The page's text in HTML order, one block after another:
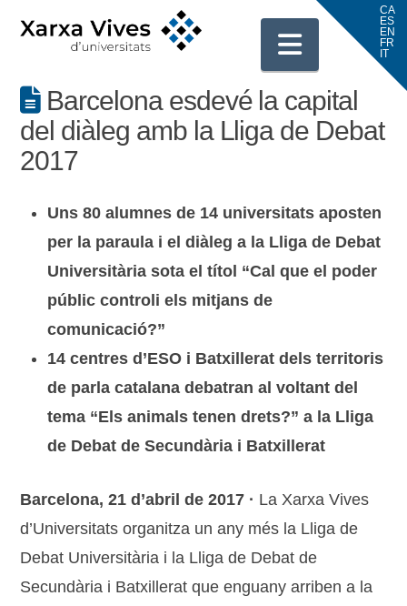
Barcelona esdevé la capital
del diàleg amb la Lliga de Debat
2017
Uns 80 alumnes de 14 universitats aposten
per la paraula i el diàleg a la Lliga de Debat
Universitària sota el títol “Cal que el poder
públic controli els mitjans de
comunicació?”
14 centres d’ESO i Batxillerat dels territoris
de parla catalana debatran al voltant del
tema “Els animals tenen drets?” a la Lliga
de Debat de Secundària i Batxillerat
Barcelona, 21 d’abril de 2017 · La Xarxa Vives
d’Universitats organitza un any més la Lliga de
Debat Universitària i la Lliga de Debat de
Secundària i Batxillerat que enguany arriben a la